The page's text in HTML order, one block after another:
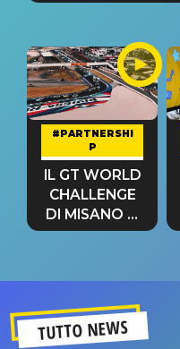
#PARTNERSHI
P
IL GT WORLD
CHALLENGE
DI MISANO si
riconferma
TUTTO NEWS